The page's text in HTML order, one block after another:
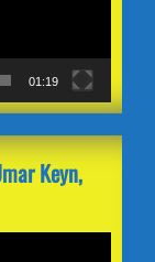
01:19
Keyn,